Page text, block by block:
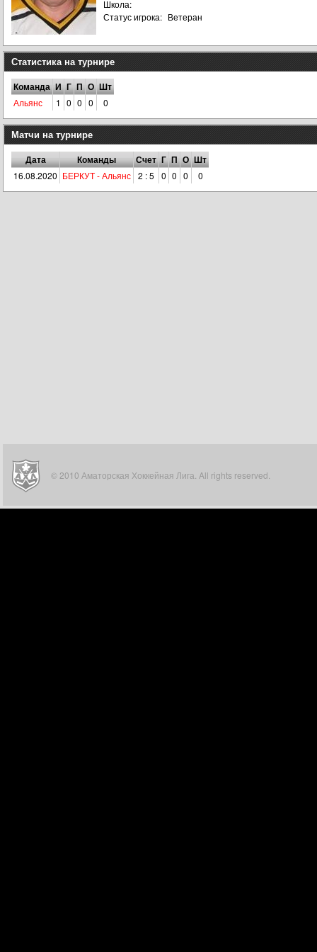
Школа:
Статус игрока: Ветеран
Статистика на турнире
Команда И Г П О Шт
Альянс 1 0 0 0 0
Матчи на турнире
Дата Команды Счет Г П О Шт
16.08.2020 БЕРКУТ - Альянс 2 : 5 0 0 0 0
© 2010 Аматорская Хоккейная Лига. All rights reserved.